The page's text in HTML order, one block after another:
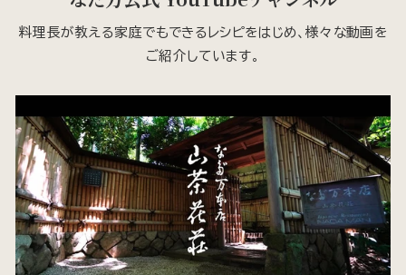
料理長が教える家庭でもできるレシピをはじめ、様々な動画を
ご紹介しています。